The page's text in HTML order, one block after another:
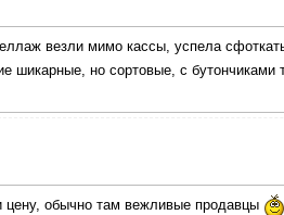
везли мимо кассы, успела
шикарные, но сортовые, с бутончиками
цену, обычно там вежливые продавцы